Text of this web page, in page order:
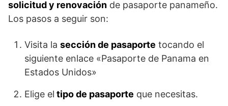
solicitud y renovación de pasaporte panameño.
Los pasos a seguir son:
Visita la sección de pasaporte tocando el
siguiente enlace «Pasaporte de Panama en
Estados Unidos»
Elige el tipo de pasaporte que necesitas.